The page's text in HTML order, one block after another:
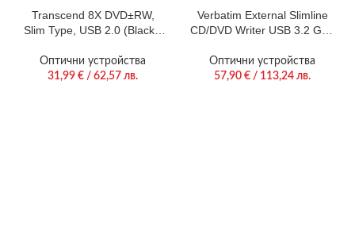
Transcend 8X DVD±RW,
Slim Type, USB 2.0 (Black),
Оптични устройства
31,99 € / 62,57 лв.
Verbatim External Slimline
CD/DVD Writer USB 3.2 Gen
Оптични устройства
57,90 € / 113,24 лв.